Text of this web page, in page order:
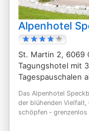
Alpenhotel
St. Martin 2, 6069
Tagungshotel mit
Tagespauschalen
Das Alpenhotel
der blühenden Vielfalt,
schöpfen - grenzenlos